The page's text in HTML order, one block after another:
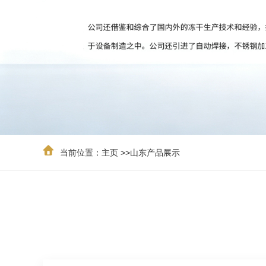
当前位置： 主页 >>山东产品展示